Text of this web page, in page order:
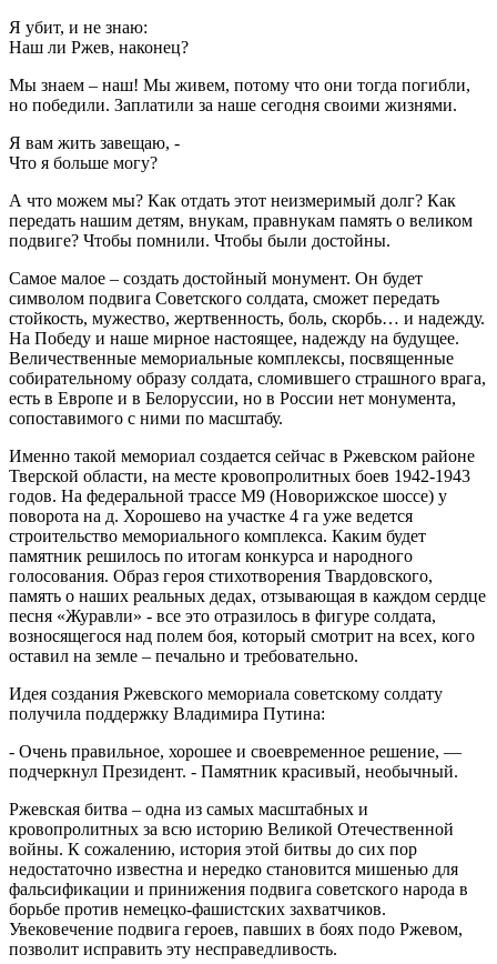
Я убит, и не знаю:
Наш ли Ржев, наконец?
Мы знаем – наш! Мы живем, потому что они тогда погибли,
но победили. Заплатили за наше сегодня своими жизнями.
Я вам жить завещаю, -
Что я больше могу?
А что можем мы? Как отдать этот неизмеримый долг? Как
передать нашим детям, внукам, правнукам память о великом
подвиге? Чтобы помнили. Чтобы были достойны.
Самое малое – создать достойный монумент. Он будет
символом подвига Советского солдата, сможет передать
стойкость, мужество, жертвенность, боль, скорбь… и надежду.
На Победу и наше мирное настоящее, надежду на будущее.
Величественные мемориальные комплексы, посвященные
собирательному образу солдата, сломившего страшного врага,
есть в Европе и в Белоруссии, но в России нет монумента,
сопоставимого с ними по масштабу.
Именно такой мемориал создается сейчас в Ржевском районе
Тверской области, на месте кровопролитных боев 1942-1943
годов. На федеральной трассе М9 (Новорижское шоссе) у
поворота на д. Хорошево на участке 4 га уже ведется
строительство мемориального комплекса. Каким будет
памятник решилось по итогам конкурса и народного
голосования. Образ героя стихотворения Твардовского,
память о наших реальных дедах, отзывающая в каждом сердце
песня «Журавли» - все это отразилось в фигуре солдата,
возносящегося над полем боя, который смотрит на всех, кого
оставил на земле – печально и требовательно.
Идея создания Ржевского мемориала советскому солдату
получила поддержку Владимира Путина:
- Очень правильное, хорошее и своевременное решение, —
подчеркнул Президент. - Памятник красивый, необычный.
Ржевская битва – одна из самых масштабных и
кровопролитных за всю историю Великой Отечественной
войны. К сожалению, история этой битвы до сих пор
недостаточно известна и нередко становится мишенью для
фальсификации и принижения подвига советского народа в
борьбе против немецко-фашистских захватчиков.
Увековечение подвига героев, павших в боях подо Ржевом,
позволит исправить эту несправедливость.